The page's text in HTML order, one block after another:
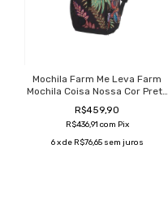
Mochila Farm Me Leva Farm
Mochila Coisa Nossa Cor Preto
Design Folhas 22l
R$459,90
R$436,91 com Pix
6 x de R$76,65 sem juros